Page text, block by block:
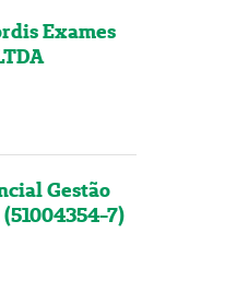
Exames
Gestão
7)